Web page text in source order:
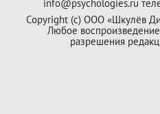
info@psychologies.ru
Copyright (с) ООО «Шкулёв
Любое
разрешения